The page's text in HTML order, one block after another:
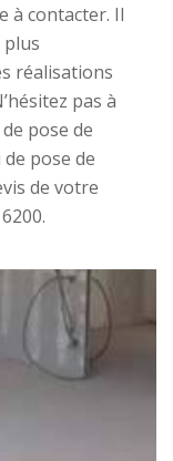
à contacter. Il
réalisations
pas à
pose de
pose de
de votre